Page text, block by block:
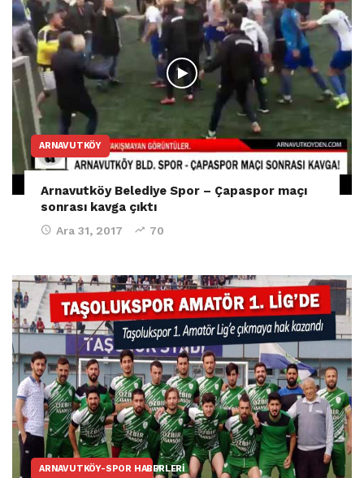
ARNAVUTKÖY
Arnavutköy Belediye Spor – Çapaspor maçı
sonrası kavga çıktı
Ara 31, 2017 70
ARNAVUTKÖY-SPOR HABERLERI